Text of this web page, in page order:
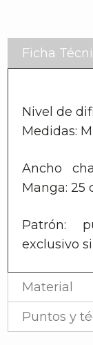
Ficha
Nivel de
Medidas:
Ancho
Manga: 25
Patrón:
exclusivo
Material
Puntos y